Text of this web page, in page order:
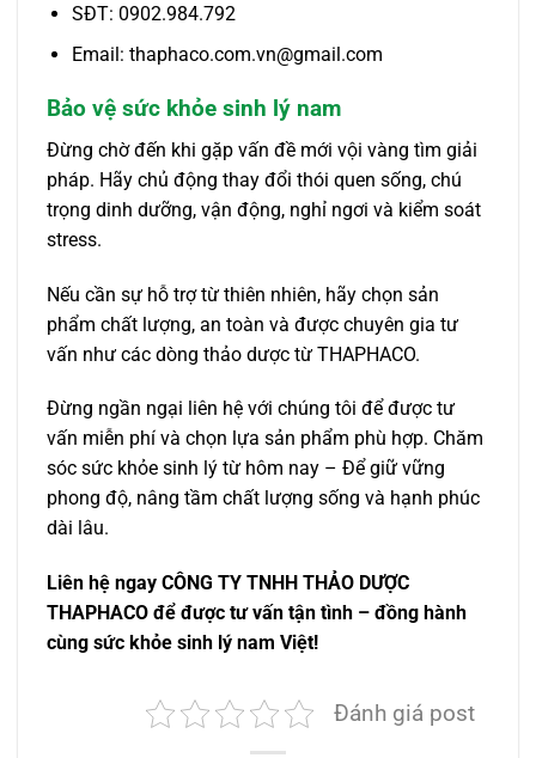
SĐT: 0902.984.792
Email: thaphaco.com.vn@gmail.com
Bảo vệ sức khỏe sinh lý nam
Đừng chờ đến khi gặp vấn đề mới vội vàng tìm giải
pháp. Hãy chủ động thay đổi thói quen sống, chú
trọng dinh dưỡng, vận động, nghỉ ngơi và kiểm soát
stress.
Nếu cần sự hỗ trợ từ thiên nhiên, hãy chọn sản
phẩm chất lượng, an toàn và được chuyên gia tư
vấn như các dòng thảo dược từ THAPHACO.
Đừng ngần ngại liên hệ với chúng tôi để được tư
vấn miễn phí và chọn lựa sản phẩm phù hợp. Chăm
sóc sức khỏe sinh lý từ hôm nay – Để giữ vững
phong độ, nâng tầm chất lượng sống và hạnh phúc
dài lâu.
Liên hệ ngay CÔNG TY TNHH THẢO DƯỢC
THAPHACO để được tư vấn tận tình – đồng hành
cùng sức khỏe sinh lý nam Việt!
Đánh giá post